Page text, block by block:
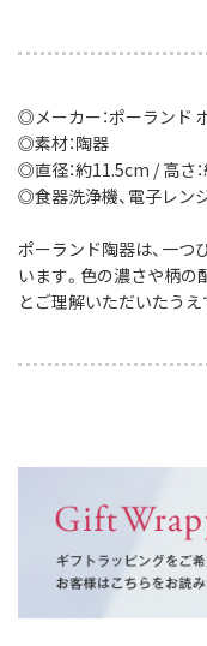
◎メーカー：ポーランド
◎素材：陶器
◎直径：約11.5cm / 高さ
◎食器洗浄機、電子レン
ポーランド陶器は、一つ
います。色の濃さや柄の
とご理解いただいたうえ